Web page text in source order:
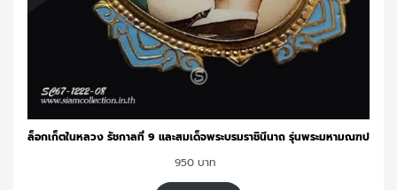
ล็อกเก็ตในหลวง รัชกาลที่ 9 และสมเด็จพระบรมราชินีนาถ รุ่นพระมหามณฑป
950